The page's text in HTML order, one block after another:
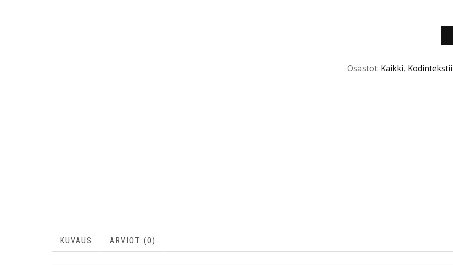
Osastot: Kaikki,
KUVAUS ARVIOT (0)